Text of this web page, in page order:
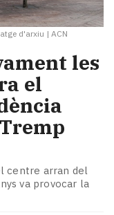
d'arxiu | ACN
les
el
centre arran del
va provocar la